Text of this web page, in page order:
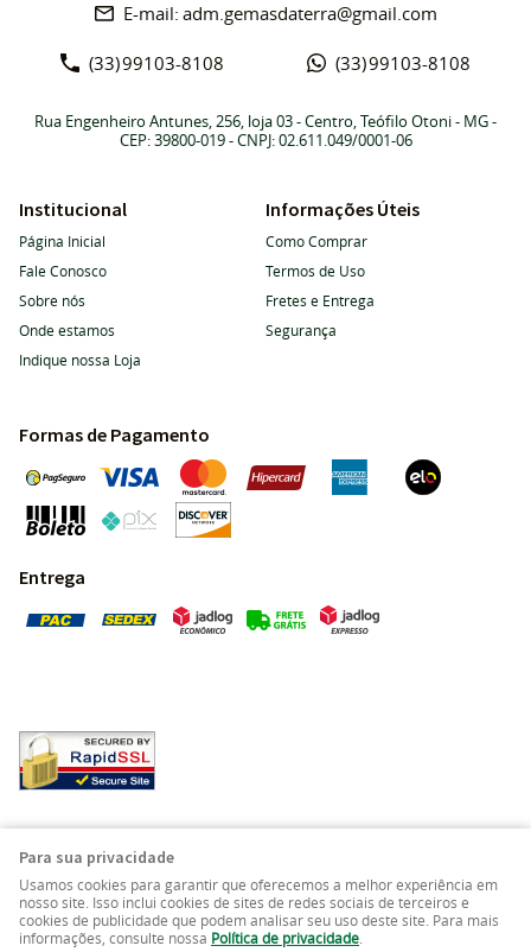
(33)99103-8108 (33)99103-8108
adm.gemasdaterra@gmail.com
Rua Engenheiro Antunes, 256, loja 03-Centro, Teófilo Otoni- MG-
CEP: 39800-019- CNPJ: 02.611.049/0001-06
Institucional
Página Inicial
Fale Conosco
Sobre nós
Onde estamos
Indique nossa Loja
Informações Úteis
Como Comprar
Termos de Uso
Fretes e Entrega
Segurança
Formas de Pagamento
Entrega
LOJA VIRTUAL CRIADA POR
Para sua privacidade
Usamos cookies para garantir que oferecemos a melhor experiência em
nosso site. Isso inclui cookies de sites de redes sociais de terceiros e
cookies de publicidade que podem analisar seu uso deste site. Para mais
informações, consulte nossa Política de privacidade